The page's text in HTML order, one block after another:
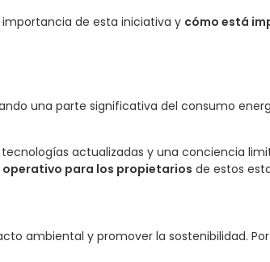
de esta iniciativa y cómo está
una parte significativa del consumo
actualizadas y una conciencia
operativo para los propietarios de estos
ambiental y promover la sostenibilidad.